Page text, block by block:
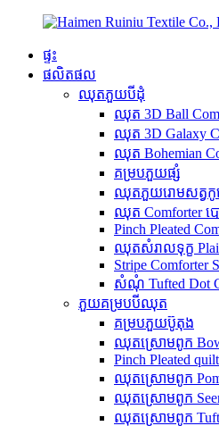
ផ្ទះ
ផលិតផល
ឈុតភួយបីដុំ
ឈុត 3D Ball
ឈុត 3D Galaxy
ឈុត Bohemian
គម្របភួយផ្សំ
ឈុតភួយរោមសត្វកូរ៉
ឈុត Comforter បោ
Pinch Pleated
ឈុតសំរាលទុក្ខ
Stripe Comforter
សំណុំ Tufted Dot
ភួយគម្របបីឈុត
គម្របភួយប៊ូតុង
ឈុតស្រោមពូក
Pinch Pleated
ឈុតស្រោមពូក Pom
ឈុតស្រោមពូក
ឈុតស្រោមពូក